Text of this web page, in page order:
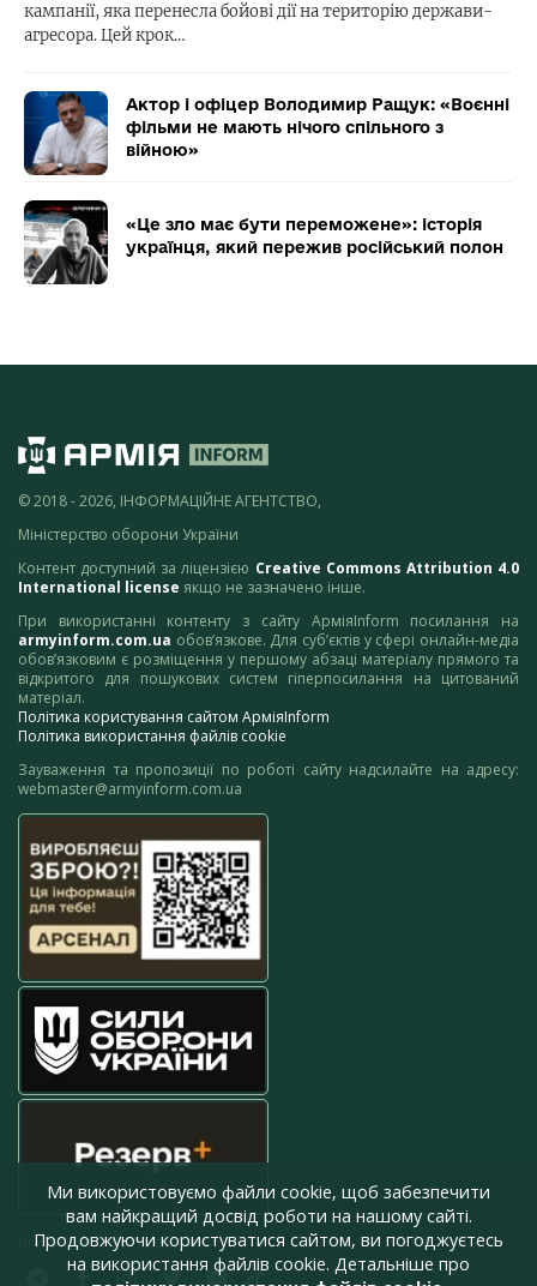
кампанії, яка перенесла бойові дії на територію держави-
агресора. Цей крок…
Актор і офіцер Володимир Ращук: «Воєнні
фільми не мають нічого спільного з
війною»
«Це зло має бути переможене»: історія
українця, який пережив російський полон
© 2018 - 2026, ІНФОРМАЦІЙНЕ АГЕНТСТВО,
Міністерство оборони України
Контент доступний за ліцензією Creative Commons Attribution 4.0
International license якщо не зазначено інше.
При використанні контенту з сайту АрміяInform посилання на
armyinform.com.ua обов’язкове. Для суб’єктів у сфері онлайн-медіа
обов’язковим є розміщення у першому абзаці матеріалу прямого та
відкритого для пошукових систем гіперпосилання на цитований
матеріал.
Політика користування сайтом АрміяInform
Політика використання файлів cookie
Зауваження та пропозиції по роботі сайту надсилайте на адресу:
webmaster@armyinform.com.ua
press@armyinform.com.ua
Ми використовуємо файли cookie, щоб забезпечити
вам найкращий досвід роботи на нашому сайті.
Продовжуючи користуватися сайтом, ви погоджуєтесь
на використання файлів cookie. Детальніше про